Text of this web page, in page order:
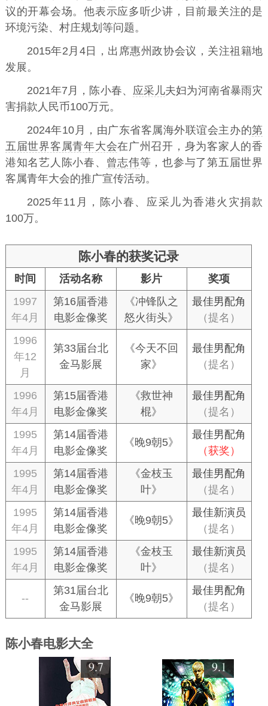
议的开幕会场。他表示应多听少讲，目前最关注的是
环境污染、村庄规划等问题。
2015年2月4日，出席惠州政协会议，关注祖籍地
发展。
2021年7月，陈小春、 应采儿夫妇为河南省暴雨灾
害捐款人民币100万元。
2024年10月，由广东省客属海外联谊会主办的第
五届世界客属青年大会在广州召开，身为客家人的香
港知名艺人陈小春、 曾志伟等，也参与了第五届世界
客属青年大会的推广宣传活动。
2025年11月，陈小春、应采儿为香港火灾捐款
100万。
陈小春的获奖记录
时间 活动名称 影片
奖项
1997
年4月
第16届香港
电影金像奖
《冲锋队之
怒火街头》
最佳男配角
（提名）
1996
年12
月
第33届台北
金马影展
《今天不回
家》
最佳男配角
（提名）
1996
年4月
第15届香港
电影金像奖
《救世神
棍》
最佳男配角
（提名）
1995
年4月
第14届香港
电影金像奖
《晚9朝5》
最佳男配角
（获奖）
1995
年4月
第14届香港
电影金像奖
《金枝玉
叶》
最佳男配角
（提名）
1995
年4月
第14届香港
电影金像奖
《晚9朝5》
最佳新演员
（提名）
1995
年4月
第14届香港
电影金像奖
《金枝玉
叶》
最佳新演员
（提名）
--
第31届台北
金马影展
《晚9朝5》
最佳男配角
（提名）
陈小春电影大全
9.7 9.1